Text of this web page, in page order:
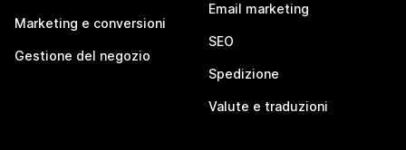
Marketing e conversioni
Gestione del negozio
Email marketing
SEO
Spedizione
Valute e traduzioni